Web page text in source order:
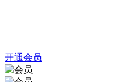
开通会员